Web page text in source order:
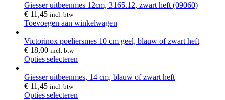
Giesser uitbeenmes 12cm, 3165.12, zwart heft (09060)
€ 11,45 incl. btw
Toevoegen aan winkelwagen
Victorinox poeliersmes 10 cm geel, blauw of zwart heft
€ 18,00 incl. btw
Opties selecteren
Giesser uitbeenmes, 14 cm, blauw of zwart heft
€ 11,45 incl. btw
Opties selecteren